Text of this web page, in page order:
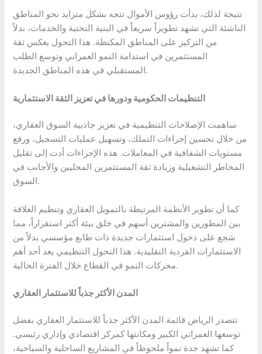
نتيجة لذلك، بدأت رؤوس الأموال تتجه بشكل متزايد نحو المناطق
الناشئة التي تشهد تطويراً سريعاً في البنية التحتية والخدمات، بدلاً
من التركيز على المناطق المكتظة. هذا التحول يعكس ثقة
المستثمرين في استدامة النمو العمراني وتوسع الطلب
المستقبلي في هذه المناطق الجديدة.
التنظيمات الحكومية ودورها في تعزيز الثقة الاستثمارية
ساهمت الإصلاحات التنظيمية في تعزيز جاذبية السوق العقاري،
من خلال تحسين إجراءات التملك، وتسهيل عمليات التسجيل، ورفع
مستويات الشفافية في المعاملات. هذه الإجراءات أدت إلى تقليل
المخاطر التشغيلية وزيادة ثقة المستثمرين المحليين والأجانب في
السوق.
كما أن تطوير الأنظمة المرتبطة بالتمويل العقاري وتنظيم العلاقة
بين المطورين والمشترين أسهم في خلق بيئة أكثر استقراراً، مما
شجع على دخول استثمارات جديدة ذات طابع مؤسسي بدلاً من
الاستثمارات الفردية التقليدية. هذا التحول التنظيمي يعد أحد أهم
محركات النمو في القطاع خلال الفترة الحالية.
المدن الأكثر جذباً للاستثمار العقاري
تتصدر الرياض قائمة المدن الأكثر جذباً للاستثمار العقاري بفضل
توسعها العمراني الكبير ومكانتها كمركز اقتصادي وإداري رئيسي.
كما تشهد جدة نمواً ملحوظاً في المشاريع الساحلية والسياحية،